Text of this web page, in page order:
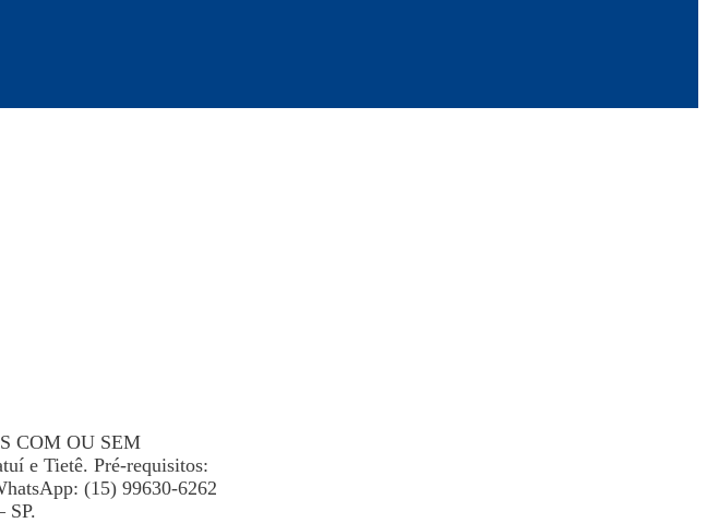
COM OU SEM
e Tietê. Pré-requisitos:
(15) 99630-6262
SP.